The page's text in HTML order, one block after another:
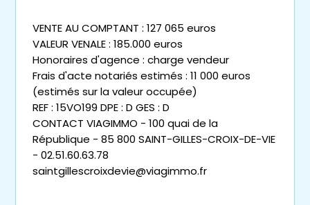
VENTE AU COMPTANT : 127 065 euros
VALEUR VENALE : 185.000 euros
Honoraires d'agence : charge vendeur
Frais d'acte notariés estimés : 11 000 euros
(estimés sur la valeur occupée)
REF : 15VO199 DPE : D GES : D
CONTACT VIAGIMMO - 100 quai de la
République - 85 800 SAINT-GILLES-CROIX-DE-VIE
- 02.51.60.63.78
saintgillescroixdevie@viagimmo.fr